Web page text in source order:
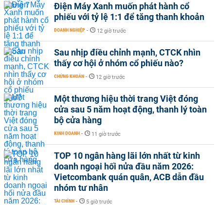
Điện Máy Xanh muốn phát hành cổ
phiếu với tỷ lệ 1:1 để tăng thanh khoản
DOANH NGHIỆP - 12 giờ trước
Sau nhịp điều chỉnh mạnh, CTCK nhìn
thấy cơ hội ở nhóm cổ phiếu nào?
CHỨNG KHOÁN - 12 giờ trước
Một thương hiệu thời trang Việt đóng
cửa sau 5 năm hoạt động, thanh lý toàn
bộ cửa hàng
KINH DOANH - 11 giờ trước
TOP 10 ngân hàng lãi lớn nhất từ kinh
doanh ngoại hối nửa đầu năm 2026:
Vietcombank quán quân, ACB dẫn đầu
nhóm tư nhân
TÀI CHÍNH - 5 giờ trước